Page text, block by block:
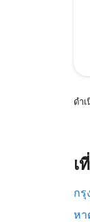
ดำ
เ
กรุ
หา